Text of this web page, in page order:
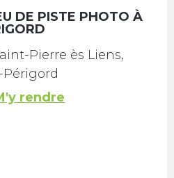
DE PISTE PHOTO À
Pierre ès Liens,
Périgord
rendre